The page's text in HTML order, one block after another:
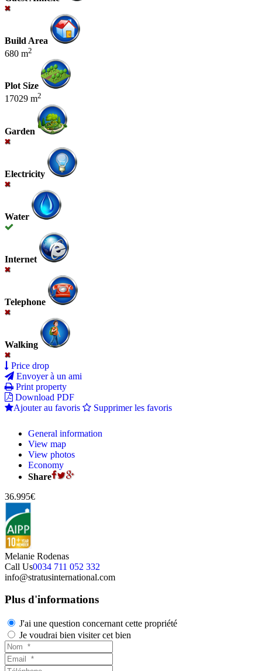
Build Area
680 m2
Plot Size
17029 m2
Garden
Electricity
Water
Internet
Telephone
Walking
Price drop
Envoyer à un ami
Print property
Download PDF
Ajouter au favoris
Supprimer les favoris
General information
View map
View photos
Economy
Share
36.995€
Melanie Rodenas
Call Us0034 711 052 332
info@stratusinternational.com
Plus d'informations
J'ai une question concernant cette propriété
Je voudrai bien visiter cet bien